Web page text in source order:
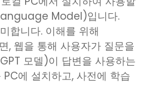
Model)입니다.
합니다. 이해를 위해
, 웹을 통해 사용자가 질문을
모델)이 답변을 사용하는
에 설치하고, 사전에 학습